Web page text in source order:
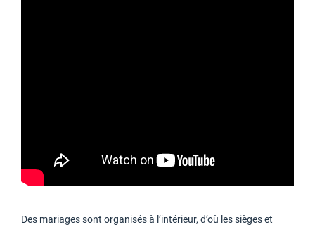
Des mariages sont organisés à l’intérieur, d’où les sièges et